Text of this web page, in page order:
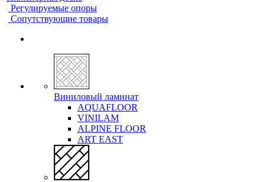
Регулируемые опоры
Сопутствующие товары
Виниловый ламинат
AQUAFLOOR
VINILAM
ALPINE FLOOR
ART EAST